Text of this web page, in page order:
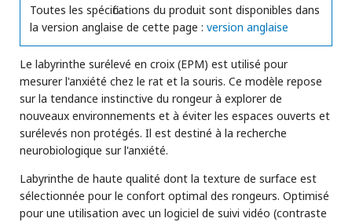
Toutes les spécifications du produit sont disponibles dans
la version anglaise de cette page : version anglaise
Le labyrinthe surélevé en croix (EPM) est utilisé pour
mesurer l'anxiété chez le rat et la souris. Ce modèle repose
sur la tendance instinctive du rongeur à explorer de
nouveaux environnements et à éviter les espaces ouverts et
surélevés non protégés. Il est destiné à la recherche
neurobiologique sur l'anxiété.
Labyrinthe de haute qualité dont la texture de surface est
sélectionnée pour le confort optimal des rongeurs. Optimisé
pour une utilisation avec un logiciel de suivi vidéo (contraste